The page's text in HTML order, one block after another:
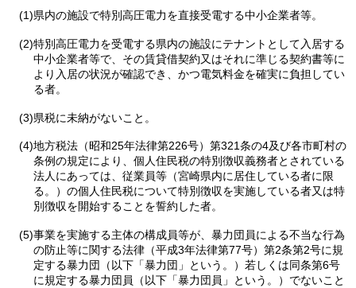
(1)県内の施設で特別高圧電力を直接受電する中小企業者等。
(2)特別高圧電力を受電する県内の施設にテナントとして入居する
中小企業者等で、その賃貸借契約又はそれに準じる契約書等に
より入居の状況が確認でき、かつ電気料金を確実に負担してい
る者。
(3)県税に未納がないこと。
(4)地方税法（昭和25年法律第226号）第321条の4及び各市町村の
条例の規定により、個人住民税の特別徴収義務者とされている
法人にあっては、従業員等（宮崎県内に居住している者に限
る。）の個人住民税について特別徴収を実施している者又は特
別徴収を開始することを誓約した者。
(5)事業を実施する主体の構成員等が、暴力団員による不当な行為
の防止等に関する法律（平成3年法律第77号）第2条第2号に規
定する暴力団（以下「暴力団」という。）若しくは同条第6号
に規定する暴力団員（以下「暴力団員」という。）でないこと